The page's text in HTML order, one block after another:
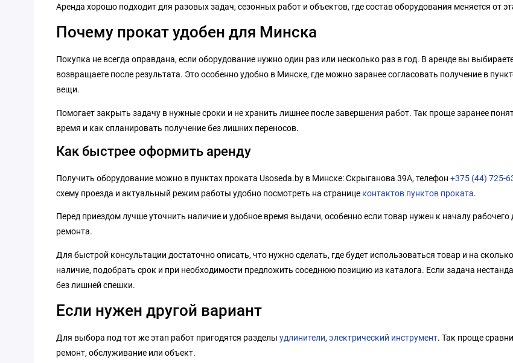
Аренда хорошо подходит для разовых задач, сезонных работ и объектов, где состав оборудования меняется от
Почему прокат удобен для Минска
Покупка не всегда оправдана, если оборудование нужно один раз или несколько раз в год. В аренде вы
возвращаете после результата. Это особенно удобно в Минске, где можно заранее согласовать получение в
вещи.
Помогает закрыть задачу в нужные сроки и не хранить лишнее после завершения работ. Так проще заранее
время и как спланировать получение без лишних переносов.
Как быстрее оформить аренду
Получить оборудование можно в пунктах проката Usoseda.by в Минске: Скрыганова 39А, телефон +375 (44) 725-
схему проезда и актуальный режим работы удобно посмотреть на странице контактов пунктов проката.
Перед приездом лучше уточнить наличие и удобное время выдачи, особенно если товар нужен к началу
ремонта.
Для быстрой консультации достаточно описать, что нужно сделать, где будет использоваться товар и на
наличие, подобрать срок и при необходимости предложить соседнюю позицию из каталога. Если задача
без лишней спешки.
Если нужен другой вариант
Для выбора под тот же этап работ пригодятся разделы удлинители, электрический инструмент. Так проще
ремонт, обслуживание или объект.